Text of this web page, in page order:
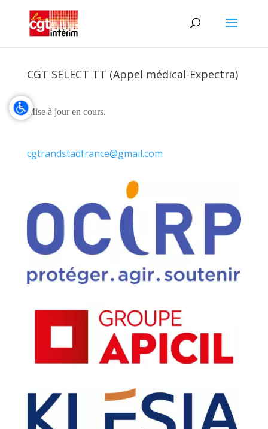
CGT SELECT TT (Appel médical-Expectra)
Mise à jour en cours.
cgtrandstadfrance@gmail.com